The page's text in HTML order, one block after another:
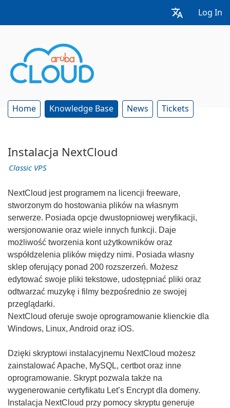
Log In
Home Knowledge Base News Tickets
Instalacja NextCloud
Classic VPS
NextCloud jest programem na licencji freeware,
stworzonym do hostowania plików na własnym
serwerze. Posiada opcje dwustopniowej weryfikacji,
wersjonowanie oraz wiele innych funkcji. Daje
możliwość tworzenia kont użytkowników oraz
współdzelenia plików między nimi. Posiada własny
sklep oferujący ponad 200 rozszerzeń. Możesz
edytować swoje pliki tekstowe, udostępniać pliki oraz
odtwarzać muzykę i filmy bezpośrednio ze swojej
przeglądarki.
NextCloud oferuje swoje oprogramowanie klienckie dla
Windows, Linux, Android oraz iOS.
Dzięki skryptowi instalacyjnemu NextCloud możesz
zainstalować Apache, MySQL, certbot oraz inne
oprogramowanie. Skrypt pozwala także na
wygenerowanie certyfikatu Let’s Encrypt dla domeny.
Instalacja NextCloud przy pomocy skryptu generuje